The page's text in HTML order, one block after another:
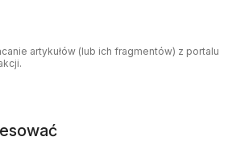
artykułów (lub ich fragmentów) z portalu